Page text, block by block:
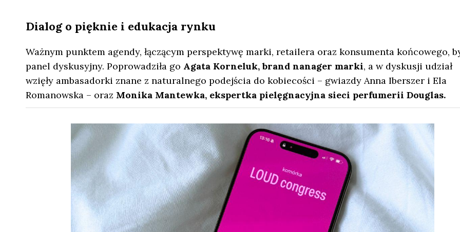
Dialog o pięknie i edukacja rynku
Ważnym punktem agendy, łączącym perspektywę marki, retailera oraz konsumenta końcowego,
panel dyskusyjny. Poprowadziła go Agata Korneluk, brand nanager marki, a w dyskusji udział
wzięły ambasadorki znane z naturalnego podejścia do kobiecości – gwiazdy Anna Iberszer i Ela
Romanowska – oraz Monika Mantewka, ekspertka pielęgnacyjna sieci perfumerii Douglas.